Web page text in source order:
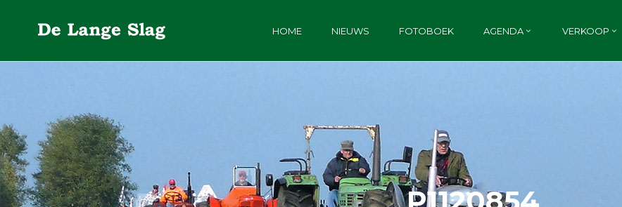
HOME NIEUWS FOTOBOEK AGENDA VERKOOP